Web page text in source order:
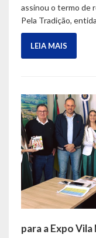
assinou o termo de
Pela Tradição,
LEIA MAIS
para a Expo